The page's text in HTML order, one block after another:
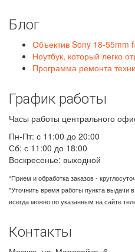
Блог
Объектив Sony 18-55mm
Ноутбук, который легко
Программа ремонта
График работы
Часы работы центрального
Пн-Пт: с 11:00 до 20:00
Сб: с 11:00 до 18:00
Воскресенье: выходной
*Прием и обработка заказов -
*Уточнить время работы пункта выдачи
всегда можно по указанным на сайте
Контакты